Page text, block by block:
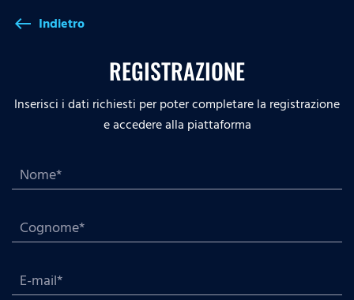
west Indietro
REGISTRAZIONE
Inserisci i dati richiesti per poter completare la registrazione
e accedere alla piattaforma